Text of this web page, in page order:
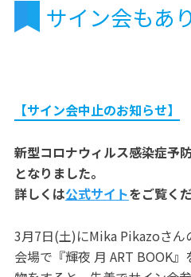
サイン会もあ
【サイン会中止のお知らせ】
新型コロナウィルス感染症予
となりました。
詳しくは公式サイトをご覧く
3月7日(土)にMika Pikazoさん
会場で『輝夜 月 ART BOOK